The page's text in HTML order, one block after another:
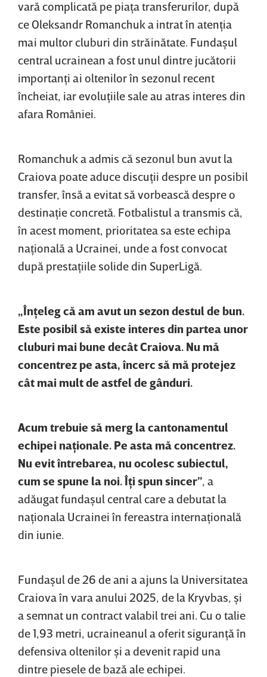
vară complicată pe piaţa transferurilor, după
ce Oleksandr Romanchuk a intrat în atenţia
mai multor cluburi din străinătate. Fundaşul
central ucrainean a fost unul dintre jucătorii
importanţi ai oltenilor în sezonul recent
încheiat, iar evoluţiile sale au atras interes din
afara României.
Romanchuk a admis că sezonul bun avut la
Craiova poate aduce discuţii despre un posibil
transfer, însă a evitat să vorbească despre o
destinaţie concretă. Fotbalistul a transmis că,
în acest moment, prioritatea sa este echipa
naţională a Ucrainei, unde a fost convocat
după prestaţiile solide din SuperLigă.
„Înţeleg că am avut un sezon destul de bun.
Este posibil să existe interes din partea unor
cluburi mai bune decât Craiova. Nu mă
concentrez pe asta, încerc să mă protejez
cât mai mult de astfel de gânduri.
Acum trebuie să merg la cantonamentul
echipei naţionale. Pe asta mă concentrez.
Nu evit întrebarea, nu ocolesc subiectul,
cum se spune la noi. Îţi spun sincer”, a
adăugat fundaşul central care a debutat la
naţionala Ucrainei în fereastra internaţională
din iunie.
Fundaşul de 26 de ani a ajuns la Universitatea
Craiova în vara anului 2025, de la Kryvbas, şi
a semnat un contract valabil trei ani. Cu o talie
de 1,93 metri, ucraineanul a oferit siguranţă în
defensiva oltenilor şi a devenit rapid una
dintre piesele de bază ale echipei.